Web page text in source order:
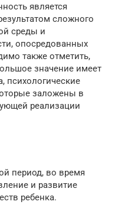
является
сложного
среды и
опосредованных
также отметить,
значение имеет
психологические
заложены в
реализации
период, во время
и развитие
ребенка.